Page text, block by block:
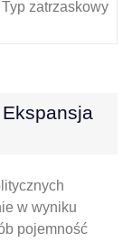
Typ zatrzaskowy
w wyniku
pojemność